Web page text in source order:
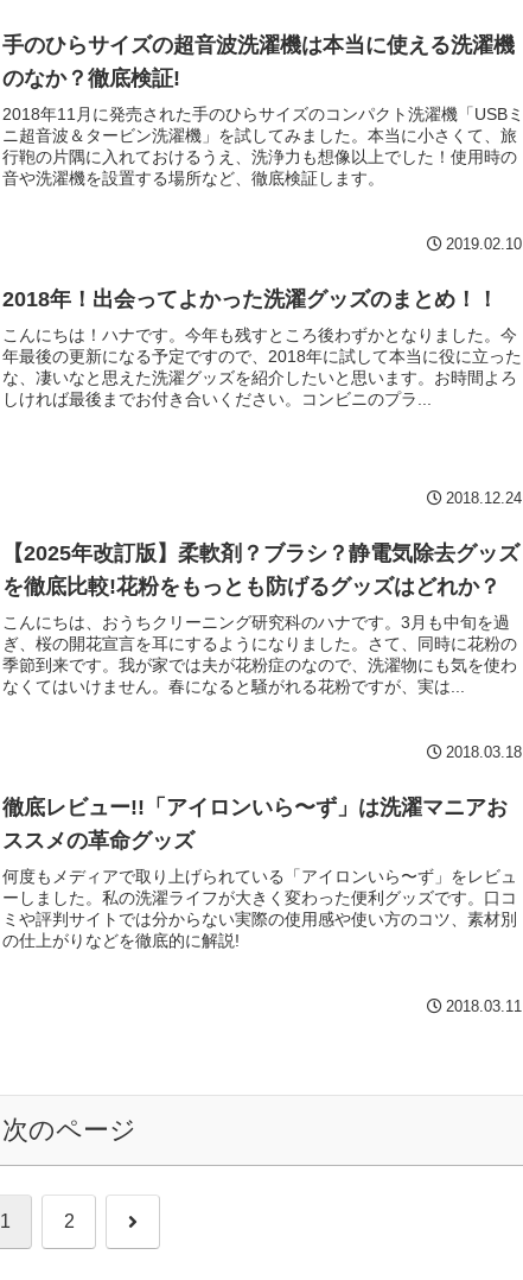
手のひらサイズの超音波洗濯機は本当に使える洗濯機
のなか？徹底検証!
2018年11月に発売された手のひらサイズのコンパクト洗濯機「USBミ
ニ超音波＆タービン洗濯機」を試してみました。本当に小さくて、旅
行鞄の片隅に入れておけるうえ、洗浄力も想像以上でした！使用時の
音や洗濯機を設置する場所など、徹底検証します。
2019.02.10
2018年！出会ってよかった洗濯グッズのまとめ！！
こんにちは！ハナです。今年も残すところ後わずかとなりました。今
年最後の更新になる予定ですので、2018年に試して本当に役に立った
な、凄いなと思えた洗濯グッズを紹介したいと思います。お時間よろ
しければ最後までお付き合いください。コンビニのプラ...
2018.12.24
【2025年改訂版】柔軟剤？ブラシ？静電気除去グッズ
を徹底比較!花粉をもっとも防げるグッズはどれか？
こんにちは、おうちクリーニング研究科のハナです。3月も中旬を過
ぎ、桜の開花宣言を耳にするようになりました。さて、同時に花粉の
季節到来です。我が家では夫が花粉症のなので、洗濯物にも気を使わ
なくてはいけません。春になると騒がれる花粉ですが、実は...
2018.03.18
徹底レビュー!!「アイロンいら〜ず」は洗濯マニアお
ススメの革命グッズ
何度もメディアで取り上げられている「アイロンいら〜ず」をレビュ
ーしました。私の洗濯ライフが大きく変わった便利グッズです。口コ
ミや評判サイトでは分からない実際の使用感や使い方のコツ、素材別
の仕上がりなどを徹底的に解説!
2018.03.11
次のページ
1 2 次